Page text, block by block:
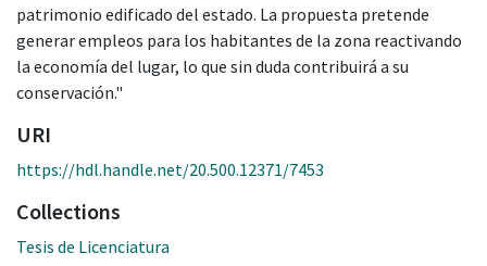
patrimonio edificado del estado. La propuesta pretende
generar empleos para los habitantes de la zona reactivando
la economía del lugar, lo que sin duda contribuirá a su
conservación."
URI
https://hdl.handle.net/20.500.12371/7453
Collections
Tesis de Licenciatura